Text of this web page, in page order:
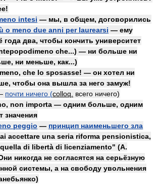
intesi — мы, в общем, договорились
o meno due anni per laurearsi — ему
года два, чтобы кончить университет
che...) — ни больше ни
ни меньше, как...)
che lo sposasse! — он хотел ни
чтобы она вышла за него замуж!
почти ничего (colloq.
всего ничего)
non importa — одним больше, одним
значения
peggio — принцип наименьшего зла
accettare una seria riforma pensionistica,
di libertà di licenziamento" (A.
никогда не согласятся на серьёзную
системы, а на свободу увольнения